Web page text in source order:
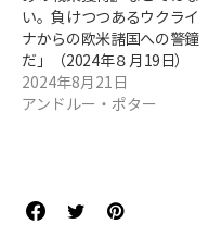
い。負けつつあるウクライ
ナからの欧米諸国への警鐘
だ」（2024年８月19日）
2024年8月21日
アンドルー・ポター